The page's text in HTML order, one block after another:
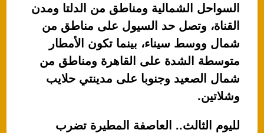
السواحل الشمالية ومناطق من الدلتا ومدن
القناة، وتصل حد السيول على مناطق من
شمال ووسط سيناء، بينما تكون الأمطار
متوسطة الشدة على القاهرة ومناطق من
شمال الصعيد وجنوبا على مدينتي حلايب
وشلاتين.
لليوم الثالث.. العاصفة المطيرة تضرب